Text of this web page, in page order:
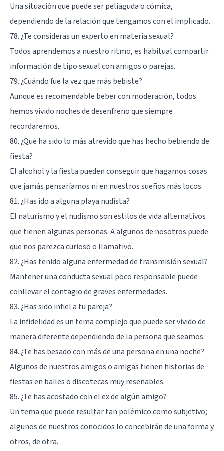
Una situación que puede ser peliaguda o cómica,
dependiendo de la relación que tengamos con el implicado.
78. ¿Te consideras un experto en materia sexual?
Todos aprendemos a nuestro ritmo, es habitual compartir
información de tipo sexual con amigos o parejas.
79. ¿Cuándo fue la vez que más bebiste?
Aunque es recomendable beber con moderación, todos
hemos vivido noches de desenfreno que siempre
recordaremos.
80. ¿Qué ha sido lo más atrevido que has hecho bebiendo de
fiesta?
El alcohol y la fiesta pueden conseguir que hagamos cosas
que jamás pensaríamos ni en nuestros sueños más locos.
81. ¿Has ido a alguna playa nudista?
El naturismo y el nudismo son estilos de vida alternativos
que tienen algunas personas. A algunos de nosotros puede
que nos parezca curioso o llamativo.
82. ¿Has tenido alguna enfermedad de transmisión sexual?
Mantener una conducta sexual poco responsable puede
conllevar el contagio de graves enfermedades.
83. ¿Has sido infiel a tu pareja?
La infidelidad es un tema complejo que puede ser vivido de
manera diferente dependiendo de la persona que seamos.
84. ¿Te has besado con más de una persona en una noche?
Algunos de nuestros amigos o amigas tienen historias de
fiestas en bailes o discotecas muy reseñables.
85. ¿Te has acostado con el ex de algún amigo?
Un tema que puede resultar tan polémico como subjetivo;
algunos de nuestros conocidos lo concebirán de una forma y
otros, de otra.